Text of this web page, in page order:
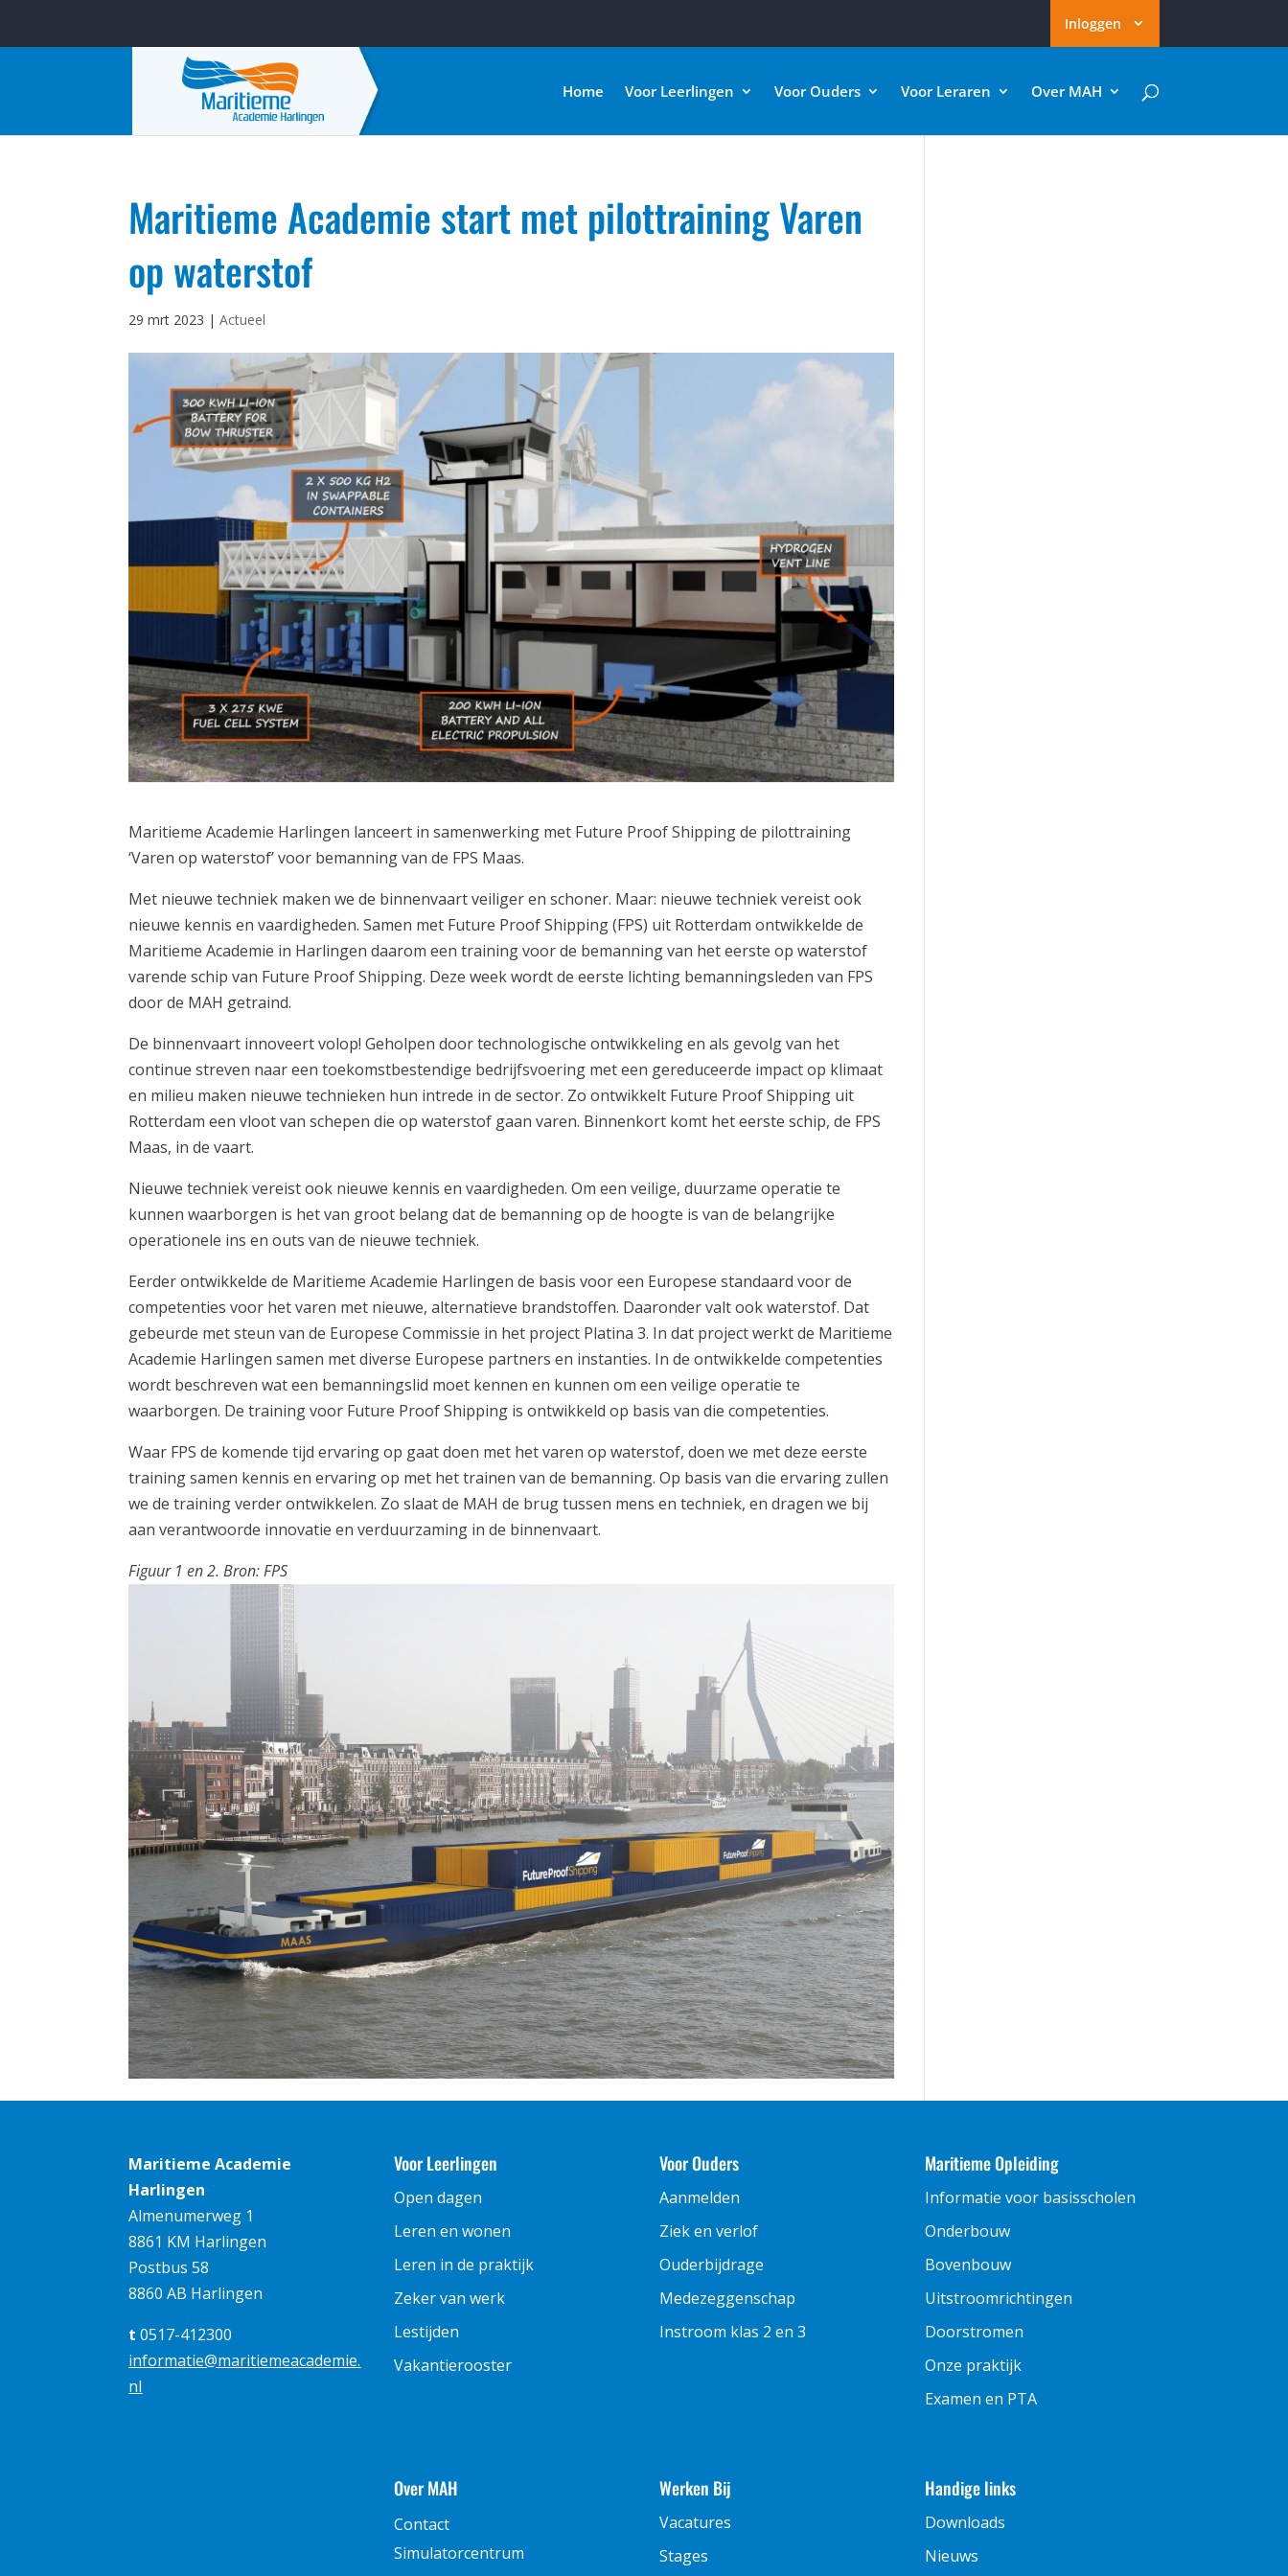
Inloggen
Home Voor Leerlingen Voor Ouders Voor Leraren Over MAH
Maritieme Academie start met pilottraining Varen
op waterstof
29 mrt 2023 |Actueel
Maritieme Academie Harlingen lanceert in samenwerking met Future Proof Shipping de pilottraining
‘Varen op waterstof’ voor bemanning van de FPS Maas.
Met nieuwe techniek maken we de binnenvaart veiliger en schoner. Maar: nieuwe techniek vereist ook
nieuwe kennis en vaardigheden. Samen met Future Proof Shipping (FPS) uit Rotterdam ontwikkelde de
Maritieme Academie in Harlingen daarom een training voor de bemanning van het eerste op waterstof
varende schip van Future Proof Shipping. Deze week wordt de eerste lichting bemanningsleden van FPS
door de MAH getraind.
De binnenvaart innoveert volop! Geholpen door technologische ontwikkeling en als gevolg van het
continue streven naar een toekomstbestendige bedrijfsvoering met een gereduceerde impact op klimaat
en milieu maken nieuwe technieken hun intrede in de sector. Zo ontwikkelt Future Proof Shipping uit
Rotterdam een vloot van schepen die op waterstof gaan varen. Binnenkort komt het eerste schip, de FPS
Maas, in de vaart.
Nieuwe techniek vereist ook nieuwe kennis en vaardigheden. Om een veilige, duurzame operatie te
kunnen waarborgen is het van groot belang dat de bemanning op de hoogte is van de belangrijke
operationele ins en outs van de nieuwe techniek.
Eerder ontwikkelde de Maritieme Academie Harlingen de basis voor een Europese standaard voor de
competenties voor het varen met nieuwe, alternatieve brandstoffen. Daaronder valt ook waterstof. Dat
gebeurde met steun van de Europese Commissie in het project Platina 3. In dat project werkt de Maritieme
Academie Harlingen samen met diverse Europese partners en instanties. In de ontwikkelde competenties
wordt beschreven wat een bemanningslid moet kennen en kunnen om een veilige operatie te
waarborgen. De training voor Future Proof Shipping is ontwikkeld op basis van die competenties.
Waar FPS de komende tijd ervaring op gaat doen met het varen op waterstof, doen we met deze eerste
training samen kennis en ervaring op met het trainen van de bemanning. Op basis van die ervaring zullen
we de training verder ontwikkelen. Zo slaat de MAH de brug tussen mens en techniek, en dragen we bij
aan verantwoorde innovatie en verduurzaming in de binnenvaart.
Figuur 1 en 2. Bron: FPS
Maritieme Academie
Harlingen
Almenumerweg 1
8861 KM Harlingen
Postbus 58
8860 AB Harlingen
t 0517-412300
informatie@maritiemeacademie.
nl
Voor Leerlingen
Open dagen
Leren en wonen
Leren in de praktijk
Zeker van werk
Lestijden
Vakantierooster
Voor Ouders
Aanmelden
Ziek en verlof
Ouderbijdrage
Medezeggenschap
Instroom klas 2 en 3
Maritieme Opleiding
Informatie voor basisscholen
Onderbouw
Bovenbouw
Uitstroomrichtingen
Doorstromen
Onze praktijk
Examen en PTA
Over MAH
Contact
Simulatorcentrum
Werken Bij
Vacatures
Stages
Handige links
Downloads
Nieuws